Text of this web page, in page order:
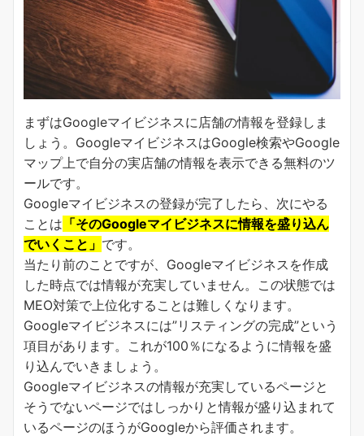
まずはGoogleマイビジネスに店舗の情報を登録しま
しょう。GoogleマイビジネスはGoogle検索やGoogle
マップ上で自分の実店舗の情報を表示できる無料のツ
ールです。
Googleマイビジネスの登録が完了したら、次にやる
ことは 「そのGoogleマイビジネスに情報を盛り込ん
でいくこと」 です。
当たり前のことですが、Googleマイビジネスを作成
した時点では情報が充実していません。この状態では
MEO対策で上位化することは難しくなります。
Googleマイビジネスには”リスティングの完成”という
項目があります。これが100％になるように情報を盛
り込んでいきましょう。
Googleマイビジネスの情報が充実しているページと
そうでないページではしっかりと情報が盛り込まれて
いるページのほうがGoogleから評価されます。